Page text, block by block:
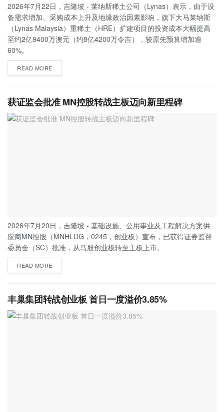
2026年7月22日，吉隆坡 - 莱纳斯稀土公司（Lynas）表示，由于设
备需求增加、采购成本上升及地缘政治因素影响，旗下大马莱纳斯
（Lynas Malaysia）重稀土（HRE）扩建项目的投资成本大幅提高
至约2亿9400万澳元（约8亿4200万令吉），较原先预算增加逾
60%。
READ MORE
获证监会批准 MN控股转战主板迈向新里程碑
2026年7月20日，吉隆坡 - 基础设施、公用事业及工程解决方案供
应商MN控股（MNHLDG，0245，创业板）宣布，已获得证券监督
委员会（SC）批准，从马股创业板转至主板上市。
READ MORE
丰巢集团转战创业板 首日一度溢价3.85%